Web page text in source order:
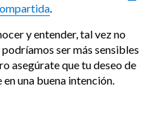
.
y entender, tal vez no
ser más sensibles
asegúrate que tu deseo de
una buena intención.